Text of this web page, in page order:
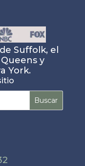
Suffolk, el
y
York.